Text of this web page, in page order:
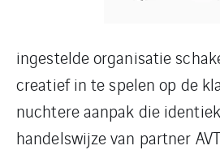
ingestelde organisatie
creatief in te spelen op de
nuchtere aanpak die
handelswijze van partner